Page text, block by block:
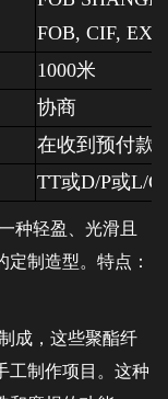
FOB, CIF,
1000米
协商
在收到预付款
TT或D/P或L/C
种轻盈、光滑且
制造型。特点：
成，这些聚酯纤
工制作项目。这种